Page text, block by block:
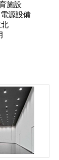
施設
源設備